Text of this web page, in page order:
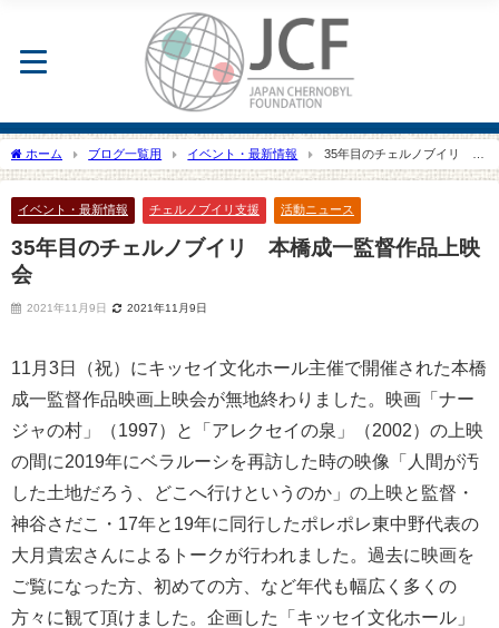
ホーム ブログ一覧用 イベント・最新情報
35年目のチェルノブイリ 本
橋成一監督作品上映会
イベント・最新情報 チェルノブイリ支援 活動ニュース
35年目のチェルノブイリ 本橋成一監督作品上映
会
2021年11月9日 2021年11月9日
11月3日（祝）にキッセイ文化ホール主催で開催された本橋
成一監督作品映画上映会が無地終わりました。映画「ナー
ジャの村」（1997）と「アレクセイの泉」（2002）の上映
の間に2019年にベラルーシを再訪した時の映像「人間が汚
した土地だろう、どこへ行けというのか」の上映と監督・
神谷さだこ・17年と19年に同行したポレポレ東中野代表の
大月貴宏さんによるトークが行われました。過去に映画を
ご覧になった方、初めての方、など年代も幅広く多くの
方々に観て頂けました。企画した「キッセイ文化ホール」